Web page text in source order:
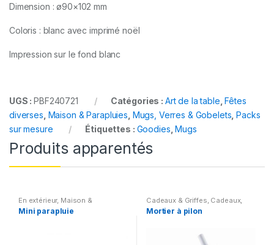
Dimension : ø90×102 mm
Coloris : blanc avec imprimé noël
Impression sur le fond blanc
UGS :PBF240721 Catégories : Art de la table ,Fêtes
diverses Maison & Parapluies Mugs, Verres & Gobelets ,Packs
sur mesure
Étiquettes : Goodies ,Mugs
Produits apparentés
En extérieur, Maison &
Parapluies ,Parapluies
Mini parapluie
Cadeaux & Griffes Cadeaux,
Maison & Parapluies
Electroménagers et Cuisine
Mortier à pilon